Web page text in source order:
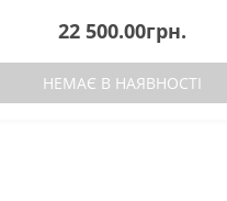
в чотири рази більше пікселів, ніж у
22 500.00грн.
НЕМАЄ В НАЯВНОСТІ